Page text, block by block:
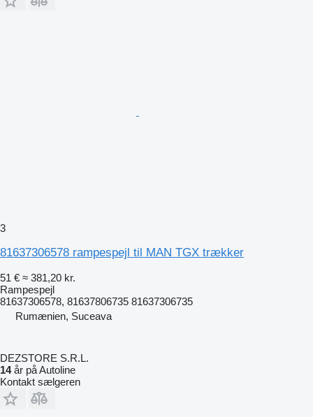
3
81637306578 rampespejl til MAN TGX trækker
51 € ≈ 381,20 kr.
Rampespejl
81637306578, 81637806735 81637306735
Rumænien, Suceava
DEZSTORE S.R.L.
14år på Autoline
Kontakt sælgeren